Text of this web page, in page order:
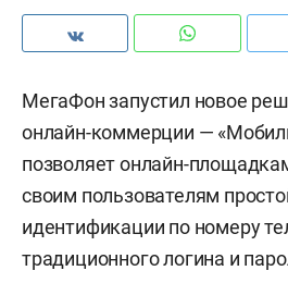
МегаФон запустил новое
онлайн-коммерции —
позволяет онлайн-
своим пользователям
идентификации по номеру
традиционного логина и